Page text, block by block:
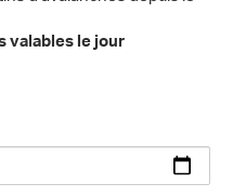
valables le jour